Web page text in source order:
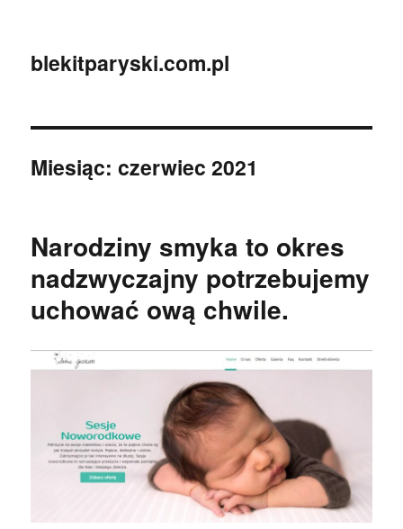
blekitparyski.com.pl
Miesiąc:czerwiec 2021
Narodziny smyka to okres
nadzwyczajny potrzebujemy
uchować ową chwile.